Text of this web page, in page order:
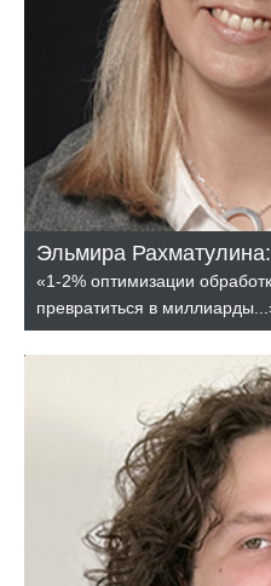
Эльмира Рахматулина:
«1-2% оптимизации
превратиться в